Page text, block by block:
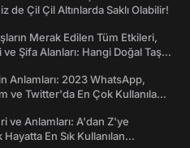
de Çil Çil Altınlarda Saklı Olabilir!
Merak Edilen Tüm Etkileri,
Şifa Alanları: Hangi Doğal Taş
Anlamları: 2023 WhatsApp,
ve Twitter'da En Çok Kullanılan
ve Anlamları: A'dan Z'ye
En Sık Kullanılan